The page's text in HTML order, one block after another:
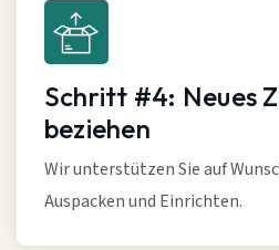
Schritt #4: Neues
beziehen
Wir unterstützen Sie auf
Auspacken und Einrichten.